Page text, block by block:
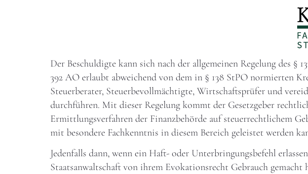
Der Beschuldigte kann sich nach der allgemeinen Regelung des §
392 AO erlaubt abweichend von dem in § 138 StPO normierten
Steuerberater, Steuerbevollmächtigte, Wirtschaftsprüfer und
durchführen. Mit dieser Regelung kommt der Gesetzgeber
Ermittlungsverfahren der Finanzbehörde auf steuerrechtlichem
mit besondere Fachkenntnis in diesem Bereich geleistet werden
Jedenfalls dann, wenn ein Haft- oder Unterbringungsbefehl
Staatsanwaltschaft von ihrem Evokationsrecht Gebrauch